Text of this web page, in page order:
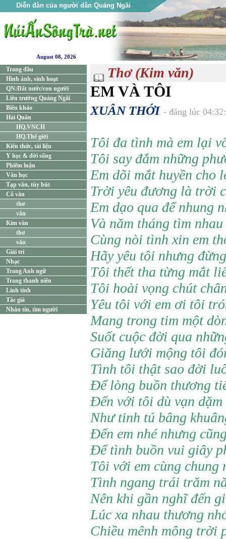
Diễn đàn của người dân Quảng Ngãi
August 08, 2026
Trang đầu
Hình ảnh, sinh hoạt
QN:Đất nước/con người
Liên trường Quảng Ngãi
Biên khảo
Hải Quân
HQ.VNCH
HQ.Thế giới
Kiến thức, tài liệu
Y học & đời sống
Phiếm luận
Văn học
Tạp văn, tùy bút
Cổ văn
thơ
văn
Kim văn
thơ
văn
Giải trí
Nhạc
Trang Anh ngữ
Trang thanh niên
Linh tinh
Tác giả
Nhắn tin, tìm người
Thơ (Kim văn)
EM VÀ TÔI
XUÂN THỚI - đăng lúc
Tôi đa tình mà em lại
Tôi say đắm những
Em dõi mắt huyền cho
Trời yêu đương là trời
Em dạo qua để nhung
Và năm tháng tìm
Cùng nòi tình xin em
Hãy yêu tôi nhưng
Tôi thết tha từng mắt
Tôi hoài vọng chút
Yêu tôi với em ơi tôi
Mang trong tim một
Suốt cuộc đời qua
Giăng lưới mộng tôi
Tình tôi thật sao đời
Để lòng buồn thương
Đến với tôi dù vạn
Như tinh tú bâng
Đến em nhé nhưng
Để tình buồn vui giây
Tôi với em cùng
Tình ngang trái trăm
Nên khi gần nghĩ đến
Lúc xa nhau thương
Chiều mênh mông trời